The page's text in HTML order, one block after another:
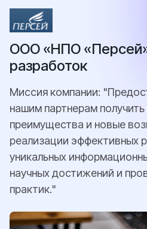
ООО «НПО
разработок
Миссия компании:
нашим партнерам
преимущества и новые
реализации эффективных
уникальных
научных достижений и
практик."